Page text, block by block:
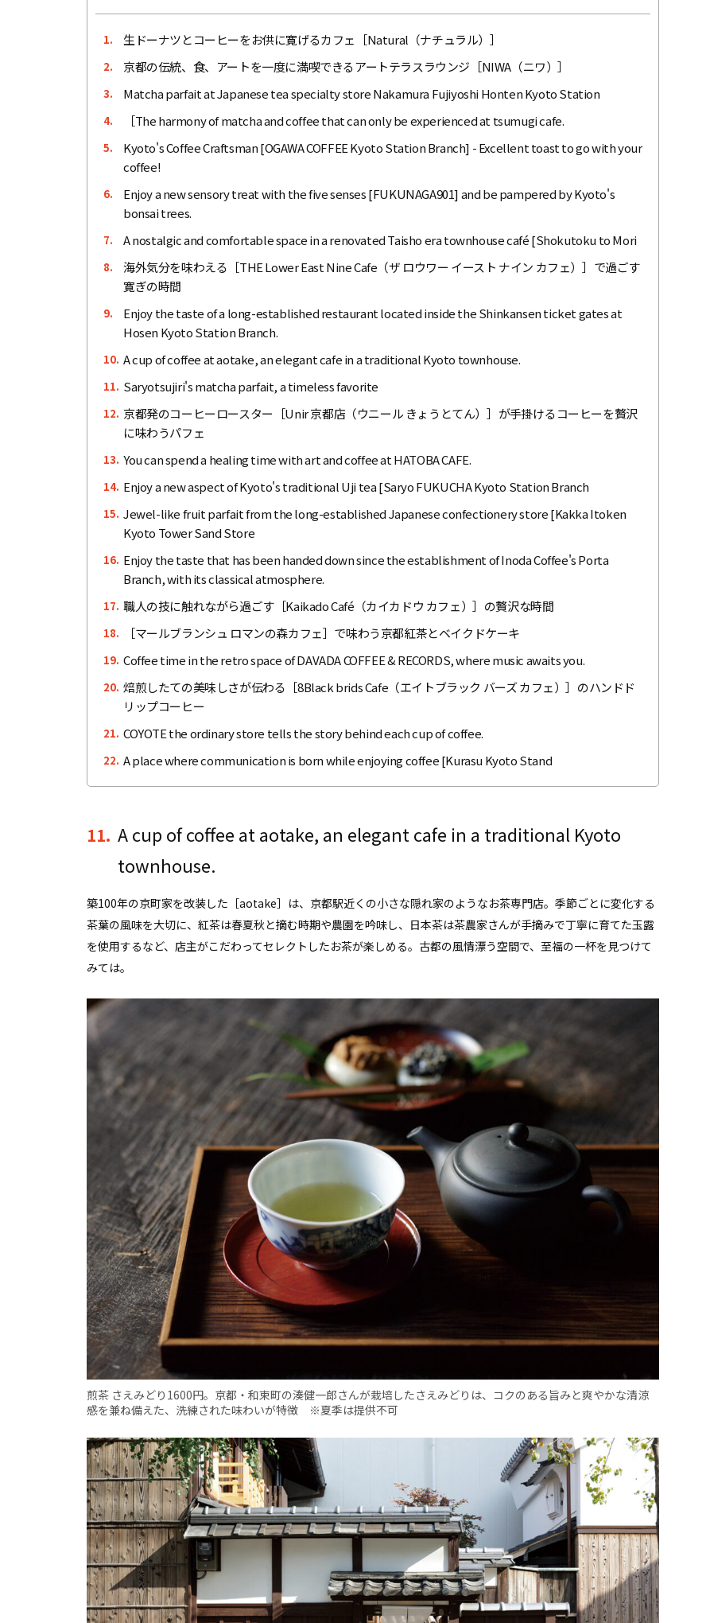
1. 生ドーナツとコーヒーをお供に寛げるカフェ［Natural（ナチュラル）］
2. 京都の伝統、食、アートを一度に満喫できるアートテラスラウンジ［NIWA（ニワ）］
3. Matcha parfait at Japanese tea specialty store Nakamura Fujiyoshi Honten Kyoto Station
4. ［The harmony of matcha and coffee that can only be experienced at tsumugi cafe.
5.
Kyoto's Coffee Craftsman [OGAWA COFFEE Kyoto Station Branch] - Excellent toast to go with your
coffee!
6.
Enjoy a new sensory treat with the five senses [FUKUNAGA901] and be pampered by Kyoto's
bonsai trees.
7. A nostalgic and comfortable space in a renovated Taisho era townhouse café [Shokutoku to Mori
8.
海外気分を味わえる［THE Lower East Nine Cafe（ザ ロウワー イースト ナイン カフェ）］で過ごす
寛ぎの時間
9.
Enjoy the taste of a long-established restaurant located inside the Shinkansen ticket gates at
Hosen Kyoto Station Branch.
10. A cup of coffee at aotake, an elegant cafe in a traditional Kyoto townhouse.
11. Saryotsujiri's matcha parfait, a timeless favorite
12. 京都発のコーヒーロースター［Unir 京都店（ウニール きょうとてん）］が手掛けるコーヒーを贅沢
に味わうパフェ
13. You can spend a healing time with art and coffee at HATOBA CAFE.
14. Enjoy a new aspect of Kyoto's traditional Uji tea [Saryo FUKUCHA Kyoto Station Branch
15. Jewel-like fruit parfait from the long-established Japanese confectionery store [Kakka Itoken
Kyoto Tower Sand Store
16. Enjoy the taste that has been handed down since the establishment of Inoda Coffee's Porta
Branch, with its classical atmosphere.
17. 職人の技に触れながら過ごす［Kaikado Café（カイカドウ カフェ）］の贅沢な時間
18. ［マールブランシュ ロマンの森カフェ］で味わう京都紅茶とベイクドケーキ
19. Coffee time in the retro space of DAVADA COFFEE & RECORDS, where music awaits you.
20. 焙煎したての美味しさが伝わる［8Black brids Cafe（エイトブラック バーズ カフェ）］のハンドド
リップコーヒー
21. COYOTE the ordinary store tells the story behind each cup of coffee.
22. A place where communication is born while enjoying coffee [Kurasu Kyoto Stand
11. A cup of coffee at aotake, an elegant cafe in a traditional Kyoto
townhouse.
築100年の京町家を改装した［aotake］は、京都駅近くの小さな隠れ家のようなお茶専門店。季節ごとに変化する
茶葉の風味を大切に、紅茶は春夏秋と摘む時期や農園を吟味し、日本茶は茶農家さんが手摘みで丁寧に育てた玉露
を使用するなど、店主がこだわってセレクトしたお茶が楽しめる。古都の風情漂う空間で、至福の一杯を見つけて
みては。
煎茶 さえみどり1600円。京都・和束町の湊健一郎さんが栽培したさえみどりは、コクのある旨みと爽やかな清涼
感を兼ね備えた、洗練された味わいが特徴 ※夏季は提供不可